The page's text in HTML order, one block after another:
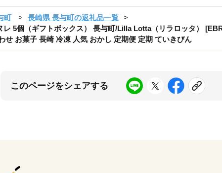
町
長崎県 長与町の返礼品一覧
レ 5個（ギフトボックス） 長与町/Lilla Lotta（リラロッタ）
せ お菓子 長崎 冷凍 人気 おかし 定期便 定期 ていきびん
このページをシェアする